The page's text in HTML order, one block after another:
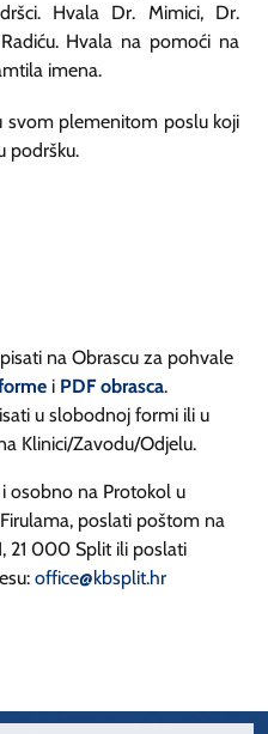
Hvala Dr. Mimici, Dr.
Hvala na pomoći na
imena.
svom plemenitom poslu koji
podršku.
na Obrascu za pohvale
i PDF obrasca.
u slobodnoj formi ili u
Klinici/Zavodu/Odjelu.
osobno na Protokol u
poslati poštom na
21 000 Split ili poslati
office@kbsplit.hr